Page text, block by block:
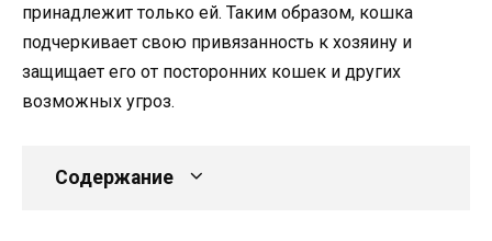
принадлежит только ей. Таким образом, кошка
подчеркивает свою привязанность к хозяину и
защищает его от посторонних кошек и других
возможных угроз.
Содержание